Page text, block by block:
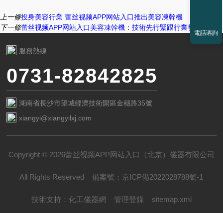
上一條投身美容行業 蕾丝视频APP网站入口推出美容凍幹機
下一條蕾丝视频APP网站入口美容凍幹機：技術先行緊跟行業發展
服務熱線
0731-82842825
湖南省長沙市望城經濟技術開區金穗路35號
xiangyi@xiangyilxj.com
Copyright © 2026蕾丝视频APP网站入口（北京）儀器有限公司
All Rights Reserved備案號： 京ICP備2022028788號-1
技術支持： 化工儀器網 管理登錄 sitemap.xml
電話谘詢